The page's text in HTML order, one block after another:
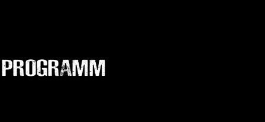
PROGRAMM